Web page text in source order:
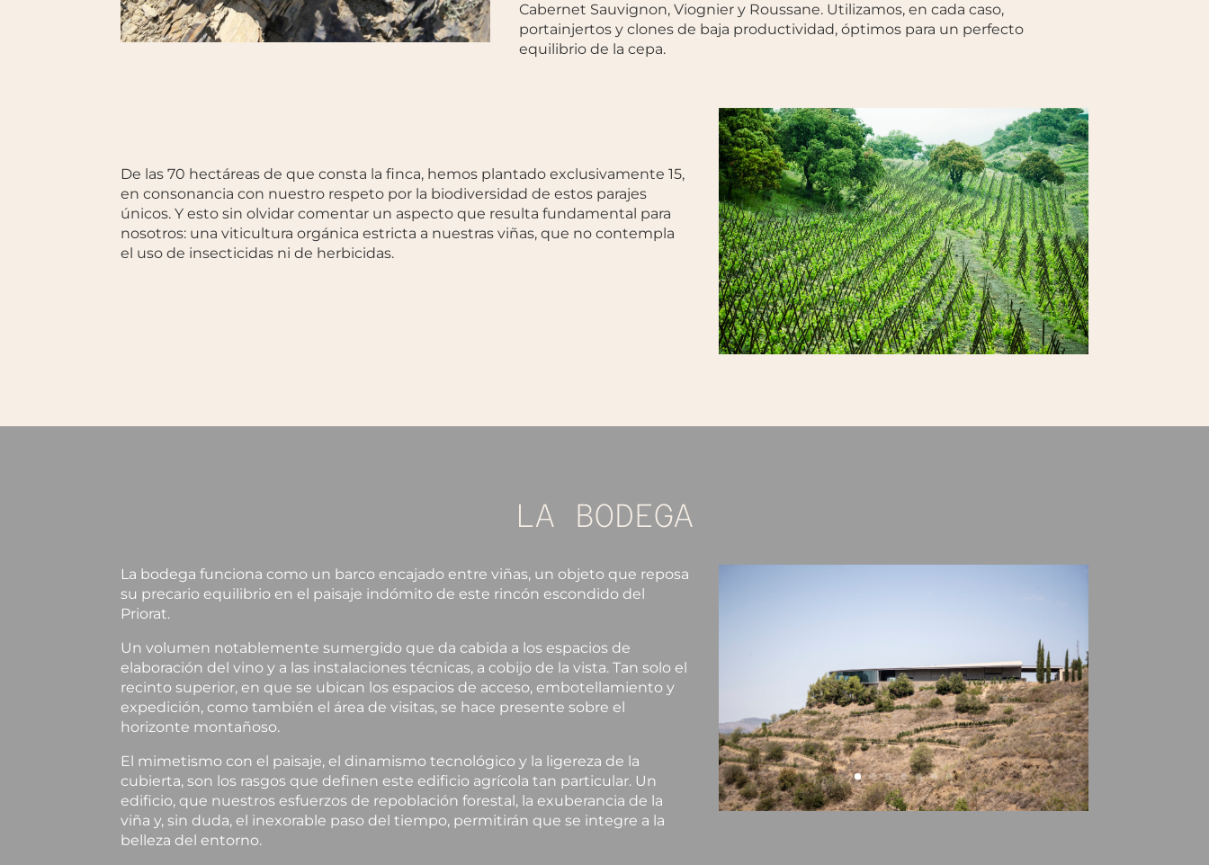
Cabernet Sauvignon, Viognier y Roussane. Utilizamos, en cada caso,
portainjertos y clones de baja productividad, óptimos para un perfecto
equilibrio de la cepa.
De las 70 hectáreas de que consta la finca, hemos plantado exclusivamente 15,
en consonancia con nuestro respeto por la biodiversidad de estos parajes
únicos. Y esto sin olvidar comentar un aspecto que resulta fundamental para
nosotros: una viticultura orgánica estricta a nuestras viñas, que no contempla
el uso de insecticidas ni de herbicidas.
LA BODEGA
La bodega funciona como un barco encajado entre viñas, un objeto que reposa
su precario equilibrio en el paisaje indómito de este rincón escondido del
Priorat.
Un volumen notablemente sumergido que da cabida a los espacios de
elaboración del vino y a las instalaciones técnicas, a cobijo de la vista. Tan solo el
recinto superior, en que se ubican los espacios de acceso, embotellamiento y
expedición, como también el área de visitas, se hace presente sobre el
horizonte montañoso.
El mimetismo con el paisaje, el dinamismo tecnológico y la ligereza de la
cubierta, son los rasgos que definen este edificio agrícola tan particular. Un
edificio, que nuestros esfuerzos de repoblación forestal, la exuberancia de la
viña y, sin duda, el inexorable paso del tiempo, permitirán que se integre a la
belleza del entorno.